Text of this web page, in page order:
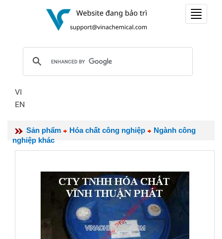
Toggle
VI
EN
Sản phẩm Hóa chất công nghiệp
Ngành công
nghiệp khác